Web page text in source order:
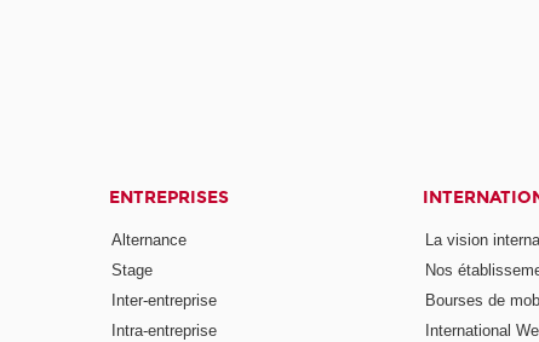
ENTREPRISES
Alternance
Stage
Inter-entreprise
Intra-entreprise
La vision
Nos
Bourses de
International